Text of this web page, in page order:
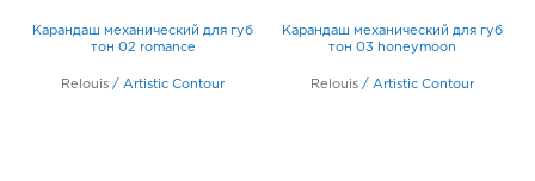
Карандаш механический для губ
тон 02 romance
Relouis / Artistic Contour
Карандаш механический для губ
тон 03 honeymoon
Relouis / Artistic Contour